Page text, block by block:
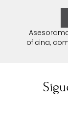
oficina,